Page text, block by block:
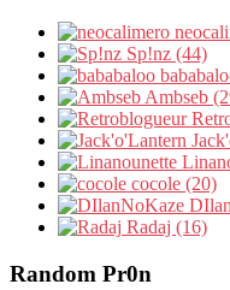
Sp!nz (44)
Ambseb
cocole (20)
Radaj (16)
Random Pr0n